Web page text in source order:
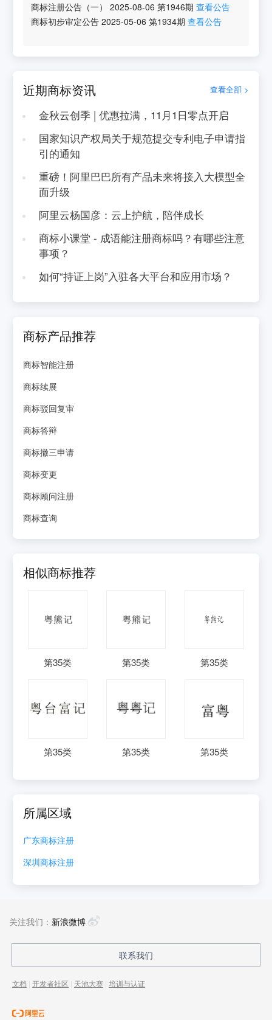
商标注册公告（一） 2025-08-06 第1946期 查看公告
商标初步审定公告 2025-05-06 第1934期 查看公告
近期商标资讯 查看全部 >
金秋云创季 | 优惠拉满，11月1日零点开启
国家知识产权局关于规范提交专利电子申请指
引的通知
重磅！阿里巴巴所有产品未来将接入大模型全
面升级
阿里云杨国彦：云上护航，陪伴成长
商标小课堂 - 成语能注册商标吗？有哪些注意
事项？
如何“持证上岗”入驻各大平台和应用市场？
商标产品推荐
商标智能注册
商标续展
商标驳回复审
商标答辩
商标撤三申请
商标变更
商标顾问注册
商标查询
相似商标推荐
第35类 第35类 第35类
第35类 第35类 第35类
所属区域
广东商标注册
深圳商标注册